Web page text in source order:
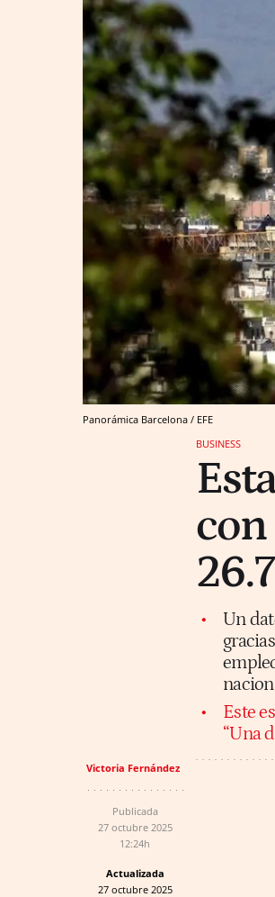
Panorámica Barcelona / EFE
BUSINESS
con
Un
Este
“Una
Victoria Fernández
Publicada
27 octubre 2025
12:24h
Actualizada
27 octubre 2025